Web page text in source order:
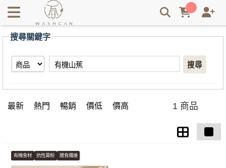
【有機山蕉】搜尋結果 | Washcan瓦士肯
搜尋關鍵字
搜尋
最新 熱門 暢銷 價低 價高 1 商品
有機食材 抗性澱粉 膳食纖維